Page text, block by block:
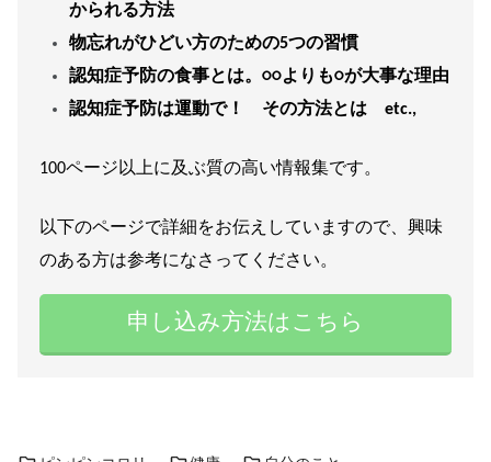
かられる方法
物忘れがひどい方のための5つの習慣
認知症予防の食事とは。○○よりも○が大事な理由
認知症予防は運動で！ その方法とは etc.,
100ページ以上に及ぶ質の高い情報集です。
以下のページで詳細をお伝えしていますので、興味
のある方は参考になさってください。
申し込み方法はこちら